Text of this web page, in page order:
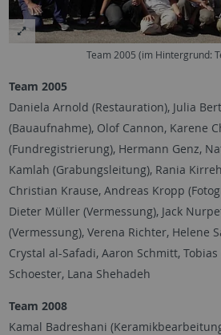
Team 2005 (im Hintergrund:
Team 2005
Daniela Arnold (Restauration), Julia
(Bauaufnahme), Olof Cannon, Karene
(Fundregistrierung), Hermann Genz,
Kamlah (Grabungsleitung), Rania
Christian Krause, Andreas Kropp
Dieter Müller (Vermessung), Jack
(Vermessung), Verena Richter, Helene
Crystal al-Safadi, Aaron Schmitt,
Schoester, Lana Shehadeh
Team 2008
Kamal Badreshani